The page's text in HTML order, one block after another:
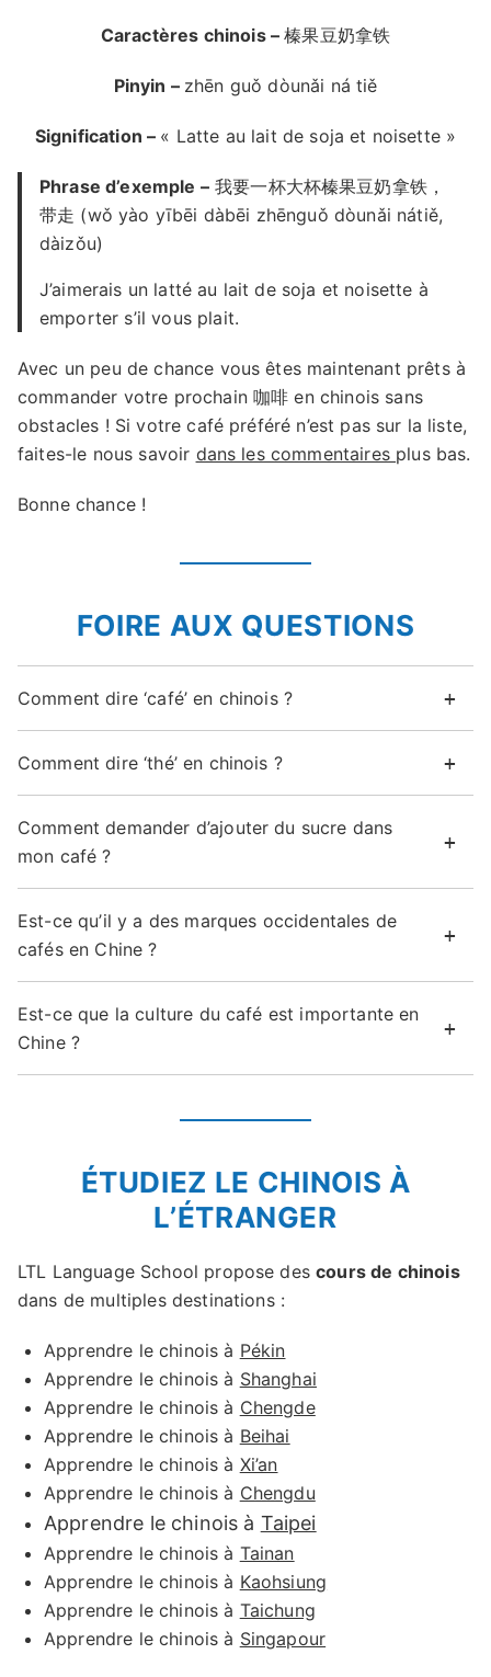
Caractères chinois – 榛果豆奶拿铁
Pinyin – zhēn guǒ dòunǎi ná tiě
Signification – « Latte au lait de soja et noisette »
Phrase d’exemple –我要一杯大杯榛果豆奶拿铁，
带走 (wǒ yào yībēi dàbēi zhēnguǒ dòunǎi nátiě,
dàizǒu)
J’aimerais un latté au lait de soja et noisette à
emporter s’il vous plait.
Avec un peu de chance vous êtes maintenant prêts à
commander votre prochain 咖啡 en chinois sans
obstacles ! Si votre café préféré n’est pas sur la liste,
faites-le nous savoir dans les commentaires plus bas.
Bonne chance !
FOIRE AUX QUESTIONS
Comment dire ‘café’ en chinois ?
Comment dire ‘thé’ en chinois ?
Comment demander d’ajouter du sucre dans
mon café ?
Est-ce qu’il y a des marques occidentales de
cafés en Chine ?
Est-ce que la culture du café est importante en
Chine ?
ÉTUDIEZ LE CHINOIS À
L’ÉTRANGER
LTL Language School propose descours de chinois
dans de multiples destinations :
Apprendre le chinois à Pékin
Apprendre le chinois à Shanghai
Apprendre le chinois à Chengde
Apprendre le chinois à Beihai
Apprendre le chinois à Xi’an
Apprendre le chinois à Chengdu
Apprendre le chinois à Taipei
Apprendre le chinois à Tainan
Apprendre le chinois à Kaohsiung
Apprendre le chinois à Taichung
Apprendre le chinois à Singapour